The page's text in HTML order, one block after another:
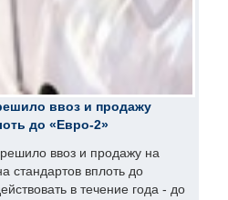
ввоз и продажу
до «Евро-2»
ввоз и продажу на
стандартов вплоть до
в течение года - до